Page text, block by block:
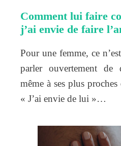
Comment lui faire
j’ai envie de faire
Pour une femme, ce
parler ouvertement de
même à ses plus
« J’ai envie de lui »…